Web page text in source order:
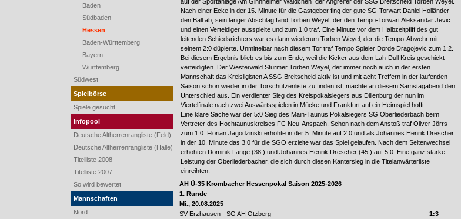
Baden
Südbaden
Hessen
Baden-Württemberg
Bayern
Württemberg
Südwest
Spielbörse
Spiele gesucht
Infopool
Deutsche Altherrenrangliste (Feld)
Deutsche Altherrenrangliste (Halle)
Titelliste 2008
Titelliste 2007
So wird bewertet
Mannschaften
Nord
Nach einer Ecke in der 15. Minute für die Gastgeber fing der gute SG-Torwart Daniel Holländer
den Ball ab, sein langer Abschlag fand Torben Weyel, der den Tempo-Torwart Aleksandar Jevic
und einen Verteidiger ausspielte und zum 1:0 traf. Eine Minute vor dem Halbzeitpfiff des gut
leitenden Schiedsrichters war es dann wiederum Torben Weyel, der die Tempo-Abwehr mit
seinem 2:0 düpierte. Unmittelbar nach diesem Tor traf Tempo Spieler Dorde Dragojevic zum 1:2.
Bei diesem Ergebnis blieb es bis zum Ende, weil die Kicker aus dem Lah-Dull Kreis geschickt
verteidigten. Der Westerwald Stürmer Torben Weyel, der immer noch auch in der ersten
Mannschaft das Kreisligisten A SSG Breitscheid aktiv ist und mit acht Treffern in der laufenden
Saison schon wieder in der Torschützenliste zu finden ist, machte an diesem Samstagabend den
Unterschied aus. Ein verdienter Sieg des Kreispokalsiegers aus Dillenburg der nun im
Viertelfinale nach zwei Auswärtsspielen in Mücke und Frankfurt auf ein Heimspiel hofft.
Eine klare Sache war der 5:0 Sieg des Main-Taunus Pokalsiegers SG Oberliederbach beim
Vertreter des Hochtaunuskreises FC Neu-Anspach. Schon nach dem Anstoß traf Oliver Jörrs
zum 1:0. Florian Jagodzinski erhöhte in der 5. Minute auf 2:0 und als Johannes Henrik Drescher
in der 10. Minute das 3:0 für die SGO erzielte war das Spiel gelaufen. Nach dem Seitenwechsel
erhöhten Dominik Lange (38.) und Johannes Henrik Drescher (45.) auf 5:0. Eine ganz starke
Leistung der Oberliederbacher, die sich durch diesen Kantersieg in die Titelanwärterliste
einreihten.
AH Ü-35 Krombacher Hessenpokal Saison 2025-2026
1. Runde
Mi., 20.08.2025
SV Erzhausen - SG AH Otzberg
1:3